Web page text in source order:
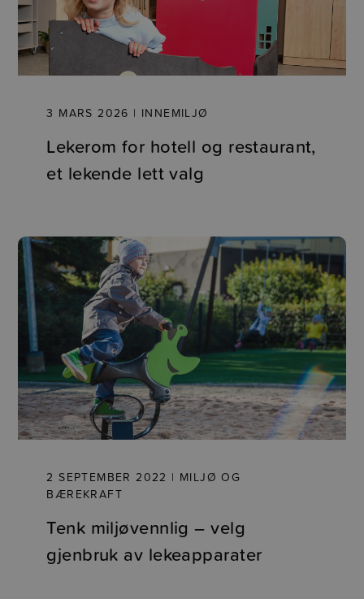
3 MARS 2026 | INNEMILJØ
Lekerom for hotell og restaurant,
et lekende lett valg
2 SEPTEMBER 2022 | MILJØ OG
BÆREKRAFT
Tenk miljøvennlig – velg
gjenbruk av lekeapparater